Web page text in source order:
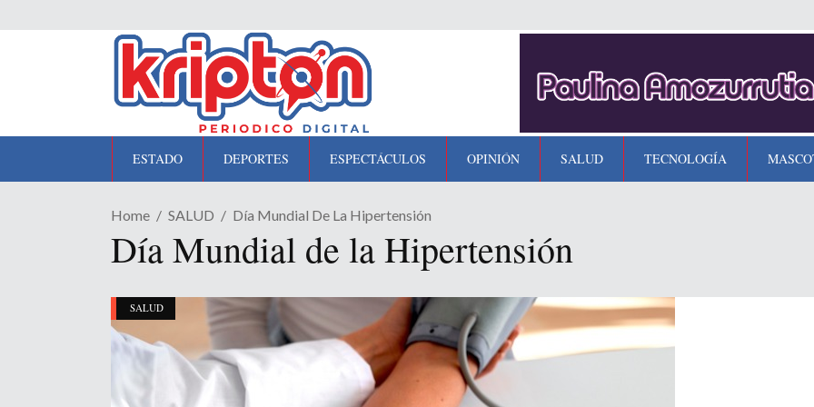
ESTADO DEPORTES ESPECTÁCULOS OPINIÓN SALUD TECNOLOGÍA
Home SALUD Día Mundial De La Hipertensión
Día Mundial de la Hipertensión
SALUD